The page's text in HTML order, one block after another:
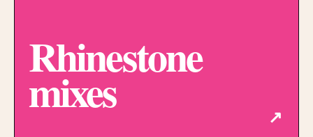
Rhinestone
mixes ↗